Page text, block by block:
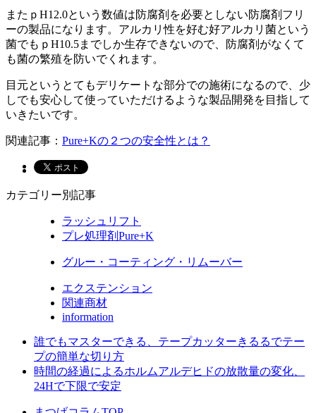
またｐH12.0という数値は防腐剤を必要としない防腐剤フリ
ーの製品になります。アルカリ性を好む好アルカリ菌という
菌でもｐH10.5までしか生存できないので、防腐剤がなくて
も菌の繁殖を防いでくれます。
目元というとてもデリケートな部分での施術になるので、少
しでも安心して使っていただけるような製品開発を目指して
いきたいです。
関連記事： Pure+Kの２つの安全性とは？
カテゴリー別記事
ラッシュリフト
プレ処理剤Pure+K
グルー・コーティング・リムーバー
エクステンション
関連商材
information
誰でもマスターできる、テープカッターきるるでテー
プの簡単な切り方
時間の経過によるホルムアルデヒドの放散量の変化、
24Hで下限で安定